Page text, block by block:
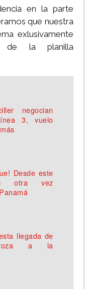
en la parte
que nuestra
exlusivamente
de la planilla
negocian
3, vuelo
Desde este
otra vez
llegada de
a la